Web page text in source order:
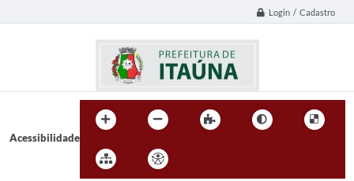
Login / Cadastro
Acessibilidade